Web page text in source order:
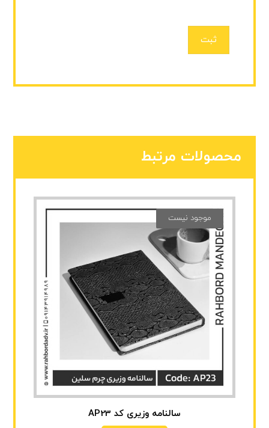
ثبت
محصولات مرتبط
سالنامه وزیری کد AP23
موجود نیست